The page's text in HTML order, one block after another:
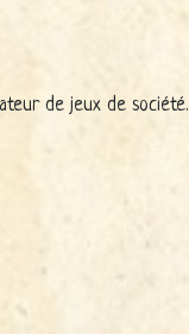
de jeux de société.